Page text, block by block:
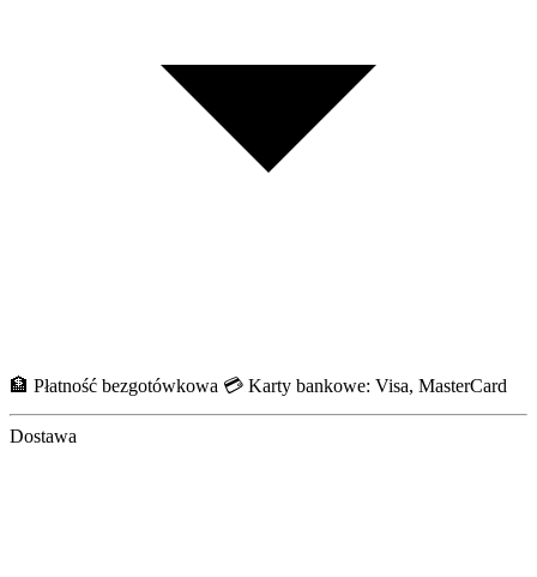
🏦 Płatność bezgotówkowa 💳 Karty bankowe: Visa, MasterCard
Dostawa